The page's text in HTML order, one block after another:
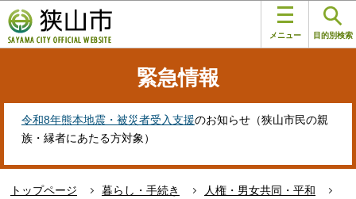
の
ペ
す
メニュー 目的別検索
緊急情報
令和8年熊本地震・被災者受入支援のお知らせ（狭山市民の親
族・縁者にあたる方対象）
トップページ 暮らし・手続き
人権・男女共同・平和